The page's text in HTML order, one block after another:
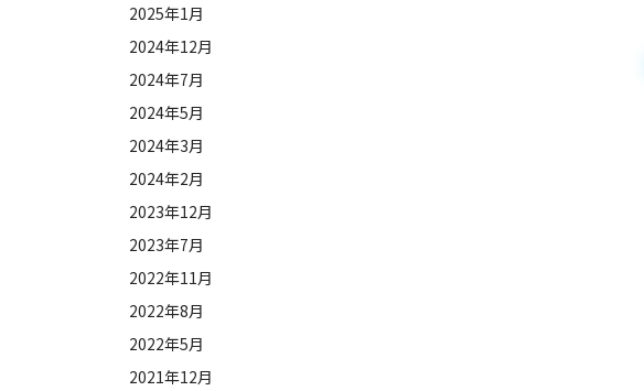
2025年1月
2024年12月
2024年7月
2024年5月
2024年3月
2024年2月
2023年12月
2023年7月
2022年11月
2022年8月
2022年5月
2021年12月